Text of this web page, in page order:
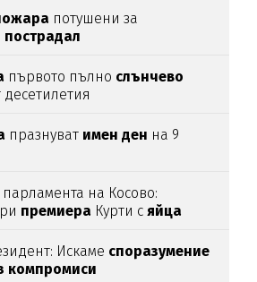
потушени за
пострадал
първото пълно слънчево
десетилетия
празнуват имен ден на 9
парламента на Косово:
премиера Курти с яйца
Искаме споразумение
компромиси